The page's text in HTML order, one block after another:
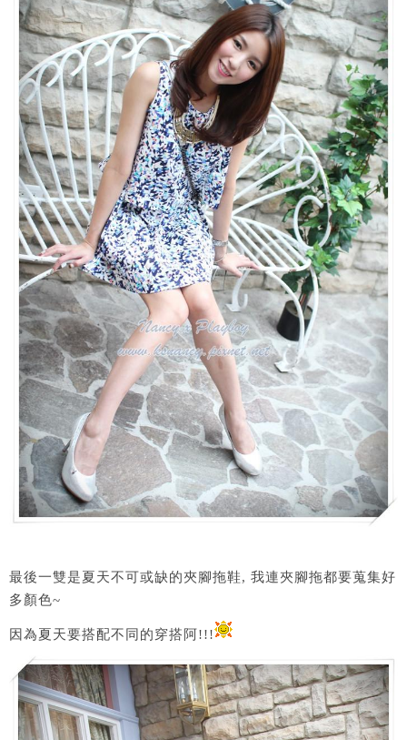
最後一雙是夏天不可或缺的夾腳拖鞋, 我連夾腳拖都要蒐集好
多顏色~
因為夏天要搭配不同的穿搭阿!!!